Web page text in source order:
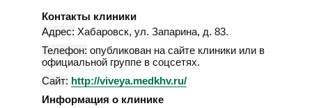
Контакты клиники
Адрес: Хабаровск, ул. Запарина, д. 83.
Телефон: опубликован на сайте клиники или в
официальной группе в соцсетях.
Сайт: http://viveya.medkhv.ru/
Информация о клинике